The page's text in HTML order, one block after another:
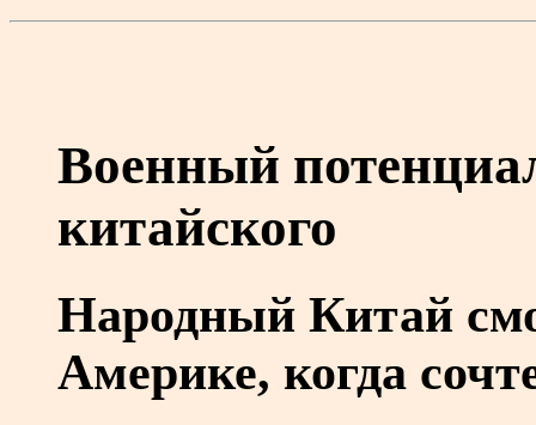
Военный
китайского
Народный Китай
Америке, когда